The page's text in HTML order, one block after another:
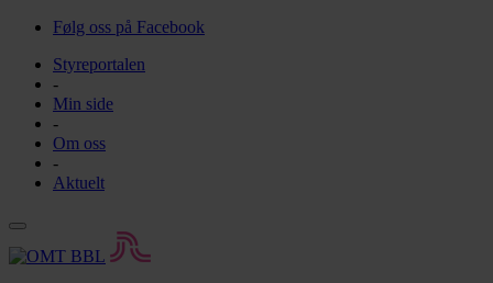
Følg oss på Facebook
Styreportalen
-
Min side
-
Om oss
-
Aktuelt